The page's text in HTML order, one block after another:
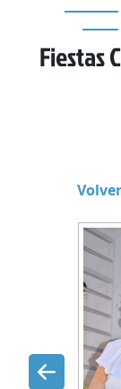
Fiestas